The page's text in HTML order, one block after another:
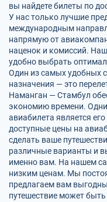
вы найдете билеты по
У нас только лучшие
международным
напрямую от
наценок и комиссий.
удобно выбрать
Один из самых удобных
назначения — это
Наманган — Стамбул
экономию времени.
авиабилета является
доступные цены на
сделать ваше
различные варианты и
именно вам. На нашем
низким ценам. Мы
предлагаем вам
путешествие может